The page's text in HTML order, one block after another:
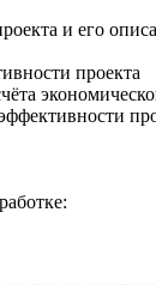
и его
проекта